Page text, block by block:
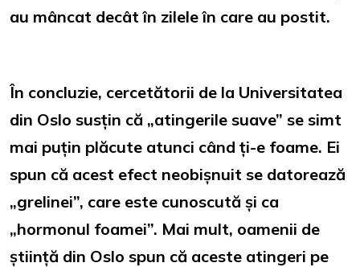
au mâncat decât în ​​zilele în care au postit.
În concluzie, cercetătorii de la Universitatea
din Oslo susțin că „atingerile suave” se simt
mai puțin plăcute atunci când ți-e foame. Ei
spun că acest efect neobișnuit se datorează
„grelinei”, care este cunoscută și ca
„hormonul foamei”. Mai mult, oamenii de
știință din Oslo spun că aceste atingeri pe